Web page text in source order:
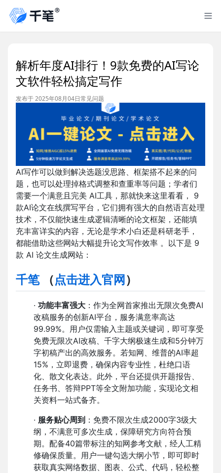
解析年度AI排行！9款免费的AI写论
文软件轻松搞定写作
发布于 2025年08月04日常见问题
AI写作可以做到解决选题没思路、框架搭不起来的问
题，也可以处理掉格式调整和查重率等问题；学者们
需要一个满意且完美 AI工具，那就快来这里看看， 9
款AI论文在线撰写平台，它们拥有强大的自然语言处理
技术，不仅能快速生成逻辑清晰的论文框架，还能填
充丰富详实的内容，无论是学术小白还是科研老手，
都能借助这些网站大幅提升论文写作效率 。以下是 9
款 AI 论文生成网站：
千笔（点击进入官网 ）
· 功能丰富强大 ：作为全网首家推出无限次免费AI
改稿服务的创新AI平台，服务满意率高达
99.99%。用户仅需输入主题或关键词，即可享受
免费无限次AI改稿、千字大纲极速生成和5分钟万
字初稿产出的高效服务。若知网、维普的AI率超
15%，立即退费，确保内容专业性，杜绝口语
化、散文化表达。此外，平台还提供开题报告、
任务书、答辩PPT等全文附加功能，实现论文相
关资料一站式备齐。
· 服务贴心周到 ：免费不限次生成2000字3级大
纲，不满意可多次生成，保障研究方向符合预
期。配备40篇带标注的知网参考文献，经人工精
修确保质量。用户一键勾选大纲小节，即可即时
获取真实网络数据、图表、公式、代码，轻松整